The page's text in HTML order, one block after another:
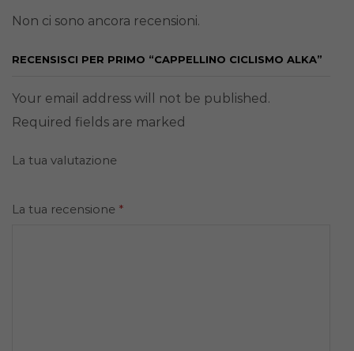
Non ci sono ancora recensioni.
RECENSISCI PER PRIMO “CAPPELLINO CICLISMO ALKA”
Your email address will not be published.
Required fields are marked
La tua valutazione
La tua recensione *